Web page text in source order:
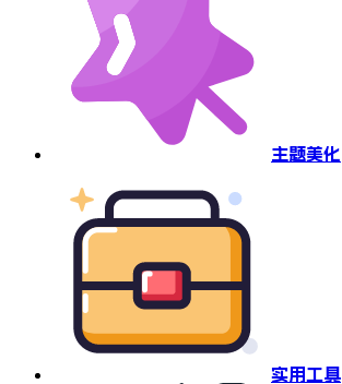
主题美化
实用工具